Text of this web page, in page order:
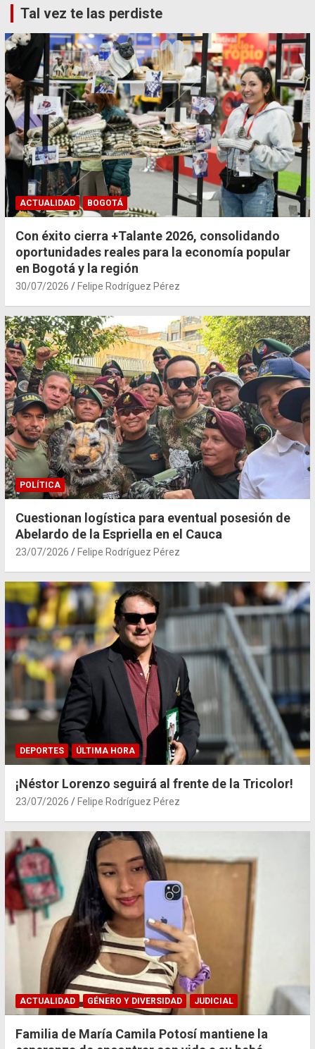
Tal vez te las perdiste
ACTUALIDAD BOGOTÁ
Con éxito cierra +Talante 2026, consolidando
oportunidades reales para la economía popular
en Bogotá y la región
30/07/2026 Felipe Rodríguez Pérez
POLÍTICA
Cuestionan logística para eventual posesión de
Abelardo de la Espriella en el Cauca
23/07/2026 Felipe Rodríguez Pérez
DEPORTES ÚLTIMA HORA
¡Néstor Lorenzo seguirá al frente de la Tricolor!
23/07/2026 Felipe Rodríguez Pérez
ACTUALIDAD GÉNERO Y DIVERSIDAD JUDICIAL
Familia de María Camila Potosí mantiene la